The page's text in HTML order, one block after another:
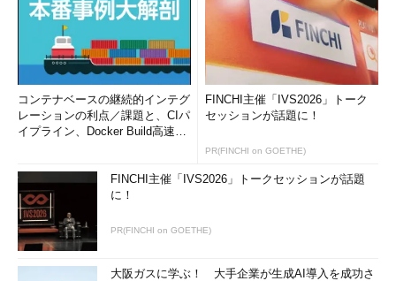
（2）接続速度の指定。デフォルトの［自動］
でよいだろう。
（3）これをオンにすると、表示のみ可能にな
（4）これをクリックすると、接続される。接
続先ではUltraVNCのサービスもしくはサーバ・プ
ログラムが実行されている必要がある
UltraVNCのビューアが正しくサーバに接続できると、次のよ
うな認証画面が表示される。
コンテナベースの継続的インテグ
レーションの利点／課題と、CIパ
イプライン、Docker Build高速化
FINCHI主催「IVS2026」トーク
セッションが話題に！
PR(FINCHI on GOETHE)
FINCHI主催「IVS2026」トークセッションが話題
に！
PR(FINCHI on GOETHE)
大阪ガスに学ぶ！ 大手企業が生成AI導入を成功さ